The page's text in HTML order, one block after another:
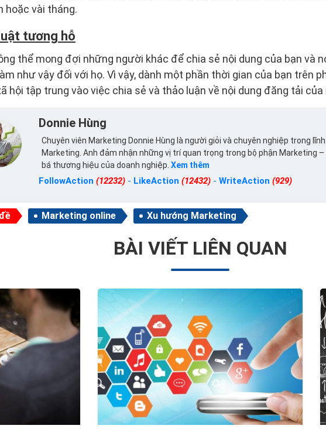
hoặc vài tháng.
tương hỗ
thể mong đợi những người khác để chia sẻ nội dung của bạn và
như vậy đối với họ. Vì vậy, dành một phần thời gian của bạn trên
hội tập trung vào việc chia sẻ và thảo luận về nội dung đăng tải
Donnie Hùng
Chuyên viên Marketing Donnie Hùng là người giỏi và chuyên nghiệp trong
Marketing. Anh đảm nhận những vị trí quan trọng trong bộ phận Marketing –
bá thương hiệu của doanh nghiệp. Xem thêm
FollowAction (12232) - LikeAction (12432) - WriteAction (929)
Marketing online Xu hướng Marketing
BÀI VIẾT LIÊN QUAN